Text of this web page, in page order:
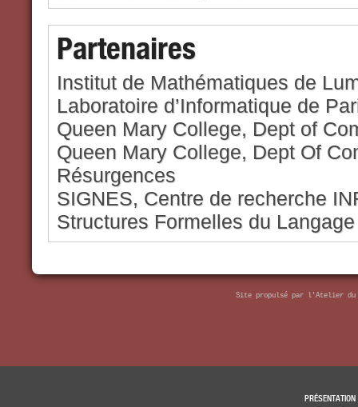
Partenaires
Institut de Mathématiques de
Laboratoire d’Informatique de
Queen Mary College, Dept of
Queen Mary College, Dept Of
Résurgences
SIGNES, Centre de recherche
Structures Formelles du Langage
Site propulsé par l'Atelier du
PRÉSENTATION